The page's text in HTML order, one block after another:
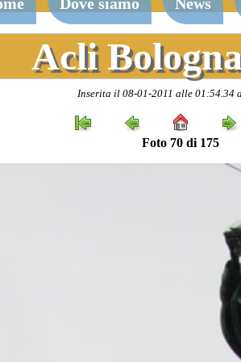
Acli
Inserita il 08-01-2011 alle 01:54.34
Foto 70 di 175